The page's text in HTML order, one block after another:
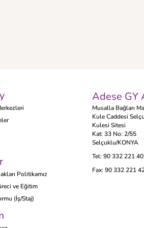
Politikamız
ve Eğitim
(İş/Staj)
Adese GY
Musalla Bağları
Kule Caddesi
Kulesi Sitesi
Kat: 33 No: 2/55
Selçuklu/KONYA
Tel: 90 332 221
Fax: 90 332 221